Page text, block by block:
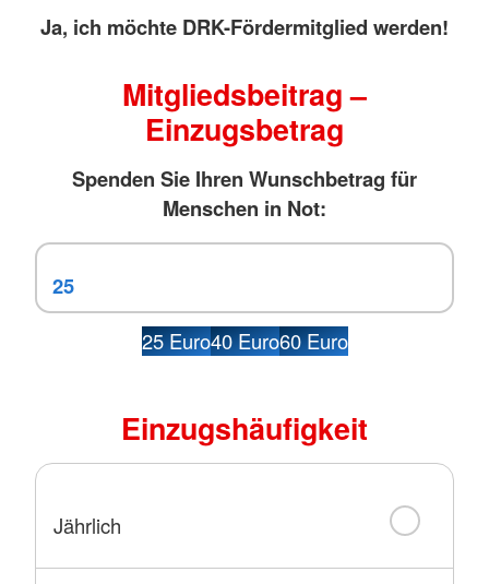
Ja, ich möchte DRK-Fördermitglied werden!
Mitgliedsbeitrag –
Einzugsbetrag
Spenden Sie Ihren Wunschbetrag für
Menschen in Not:
25 Euro40 Euro60 Euro
Einzugshäufigkeit
Jährlich